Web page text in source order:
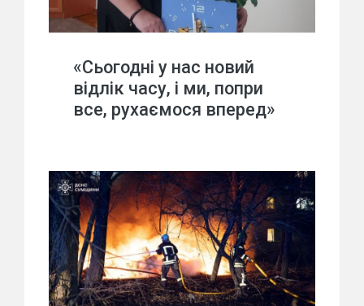
«Сьогодні у нас новий
відлік часу, і ми, попри
все, рухаємося вперед»